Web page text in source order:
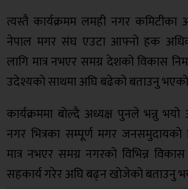
त्यस्तै कार्यक्रमम लमही नगर
नेपाल मगर संघ एउटा आफ्नो हक
लागि मात्र नभएर समग्र देशको विकास
उदेश्यको साथमा अघि बढेको बताउनु
कार्यक्रममा बोल्दै अध्यक्ष पुनले भन्नु
नगर भित्रका सम्पूर्ण मगर
मात्र नभएर समग्र नगरको विभिन्न विकास
सहकार्य गरेर अघि बढ्न खोजेको बताउनु